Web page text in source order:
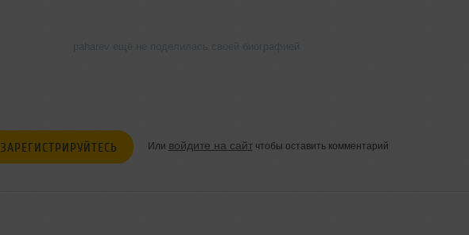
ЗАРЕГИСТРИРУЙТЕСЬ Или войдите на сайтчтобы оставить комментарий